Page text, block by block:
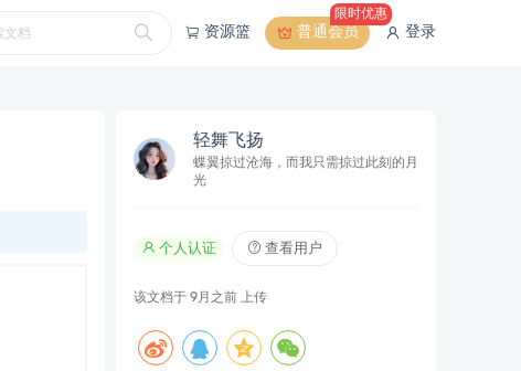
资源篮 普通会员
限时优惠
登录
轻舞飞扬
蝶翼掠过沧海，而我只需掠过此刻的月
光
个人认证 查看用户
该文档于 9月之前 上传